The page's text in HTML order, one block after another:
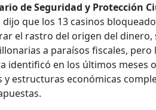
de Seguri­dad y Pro­tec­ción
dijo que los 13 casi­nos
el ras­tro del ori­gen del
a paraí­sos fis­cales,
iden­ti­ficó en los últi­mos meses
y estruc­turas económi­cas